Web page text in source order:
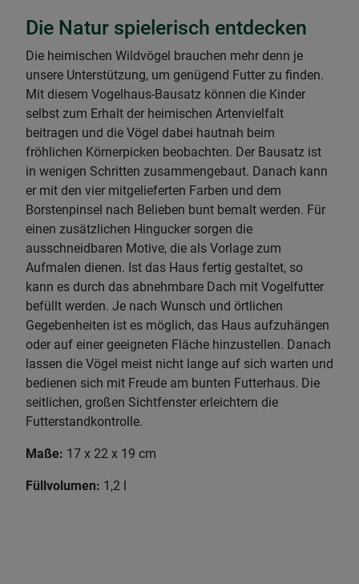
Die Natur spielerisch entdecken
Die heimischen Wildvögel brauchen mehr denn je
unsere Unterstützung, um genügend Futter zu finden.
Mit diesem Vogelhaus-Bausatz können die Kinder
selbst zum Erhalt der heimischen Artenvielfalt
beitragen und die Vögel dabei hautnah beim
fröhlichen Körnerpicken beobachten. Der Bausatz ist
in wenigen Schritten zusammengebaut. Danach kann
er mit den vier mitgelieferten Farben und dem
Borstenpinsel nach Belieben bunt bemalt werden. Für
einen zusätzlichen Hingucker sorgen die
ausschneidbaren Motive, die als Vorlage zum
Aufmalen dienen. Ist das Haus fertig gestaltet, so
kann es durch das abnehmbare Dach mit Vogelfutter
befüllt werden. Je nach Wunsch und örtlichen
Gegebenheiten ist es möglich, das Haus aufzuhängen
oder auf einer geeigneten Fläche hinzustellen. Danach
lassen die Vögel meist nicht lange auf sich warten und
bedienen sich mit Freude am bunten Futterhaus. Die
seitlichen, großen Sichtfenster erleichtern die
Futterstandkontrolle.
Maße: 17 x 22 x 19 cm
Füllvolumen: 1,2 l